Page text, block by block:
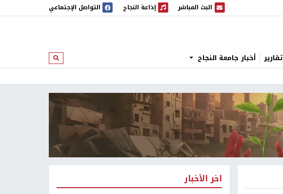
البث المباشر
البث المباشر إذاعة النجاح
إذاعة النجاح التواصل الإجتماعي
تقارير أخبار جامعة النجاح ابحث
اخر الأخبار